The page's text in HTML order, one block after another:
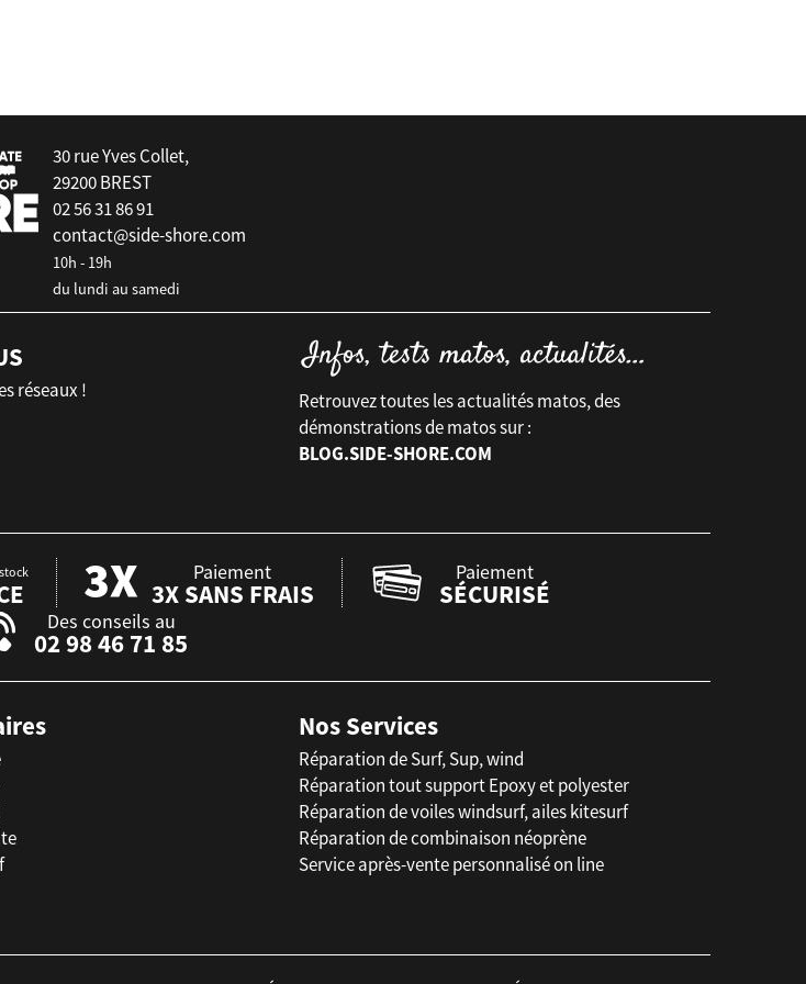
30 rue Yves Collet,
29200 BREST
02 56 31 86 91
contact@side-shore.com
10h - 19h
du lundi au samedi
réseaux !
Retrouvez toutes les actualités matos, des
démonstrations de matos sur :
BLOG.SIDE-SHORE.COM
Paiement
3X SANS FRAIS
Paiement
SÉCURISÉ
Des conseils au
02 98 46 71 85
Nos Services
Réparation de Surf, Sup, wind
Réparation tout support Epoxy et polyester
Réparation de voiles windsurf, ailes kitesurf
Réparation de combinaison néoprène
Service après-vente personnalisé on line